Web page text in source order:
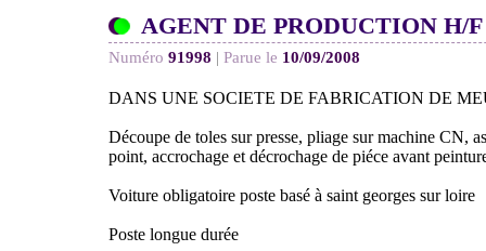
AGENT DE PRODUCTION H/F
Numéro 91998 | Parue le 10/09/2008
DANS UNE SOCIETE DE FABRICATION DE
Découpe de toles sur presse, pliage sur machine CN,
point, accrochage et décrochage de piéce avant
Voiture obligatoire poste basé à saint georges sur loire
Poste longue durée